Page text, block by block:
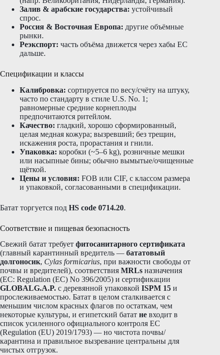
Залив & арабские государства: устойчивый
спрос.
Россия & Восточная Европа: другие объёмные
рынки.
Реэкспорт: часть объёма движется через хабы ЕС
дальше.
Спецификации и классы
Калибровка: сортируется по весу/счёту на штуку,
часто по стандарту в стиле U.S. No. 1;
равномерные средние корнеплоды
предпочитаются ритейлом.
Качество: гладкий, хорошо сформированный,
целая медная кожура; вызревший; без трещин,
искажения роста, прорастания и гнили.
Упаковка: коробки (~5–6 kg), розничные мешки
или насыпные бины; обычно вымытые/очищенные
щёткой.
Цены и условия: FOB или CIF, с классом размера
и упаковкой, согласованными в спецификации.
Батат торгуется под HS code 0714.20.
Соответствие и пищевая безопасность
Свежий батат требует фитосанитарного сертификата
(главный карантинный вредитель — бататовый
долгоносик, Cylas formicarius, при важности свободы от
почвы и вредителей), соответствия MRLs назначения
(ЕС: Regulation (EC) No 396/2005) и сертификации
GLOBALG.A.P. с деревянной упаковкой ISPM 15 и
прослеживаемостью. Батат в целом сталкивается с
меньшим числом красных флагов по остаткам, чем
некоторые культуры, и египетский батат не входит в
список усиленного официального контроля ЕС
(Regulation (EU) 2019/1793) — но чистота почвы/
карантина и правильное вызревание центральны для
чистых отгрузок.